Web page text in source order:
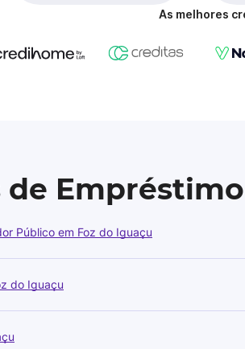
As melhores
Público em Foz do Iguaçu
do Iguaçu